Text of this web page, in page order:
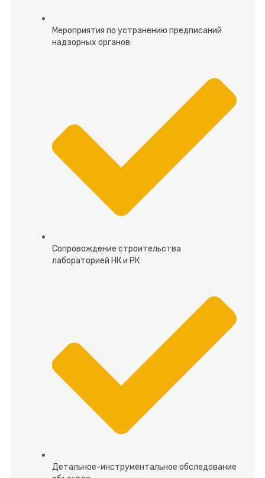
Мероприятия по устранению предписаний
надзорных органов
Сопровождение строительства
лабораторией НК и РК
Детальное-инструментальное обследование